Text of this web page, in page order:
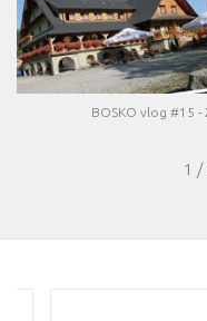
BOSKO vlog #15
1 /